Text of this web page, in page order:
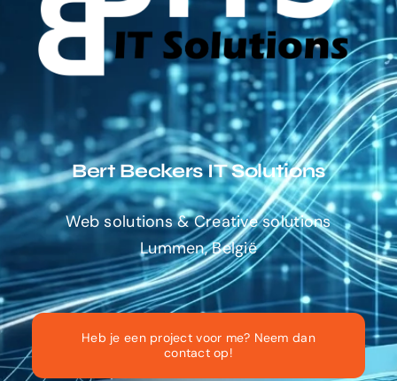
Bert Beckers IT Solutions
Web solutions & Creative solutions
Lummen, België
Heb je een project voor me? Neem dan
contact op!